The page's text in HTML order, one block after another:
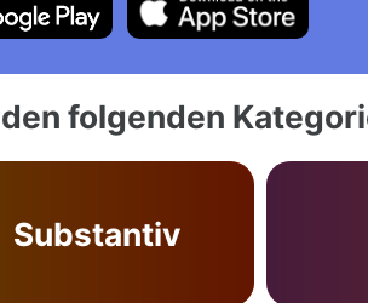
folgenden
Substantiv